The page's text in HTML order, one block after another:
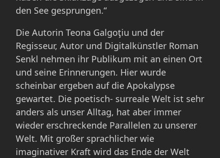
den See gesprungen.“
Die Autorin Teona Galgoţiu und der
Regisseur, Autor und Digitalkünstler Roman
Senkl nehmen ihr Publikum mit an einen Ort
und seine Erinnerungen. Hier wurde
scheinbar ergeben auf die Apokalypse
gewartet. Die poetisch- surreale Welt ist sehr
anders als unser Alltag, hat aber immer
wieder erschreckende Parallelen zu unserer
Welt. Mit großer sprachlicher wie
imaginativer Kraft wird das Ende der Welt